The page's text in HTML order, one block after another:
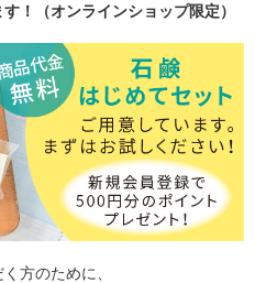
！（オンラインショップ限定）
方のために、